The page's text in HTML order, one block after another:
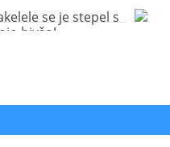
se je stepel s
bivšo!